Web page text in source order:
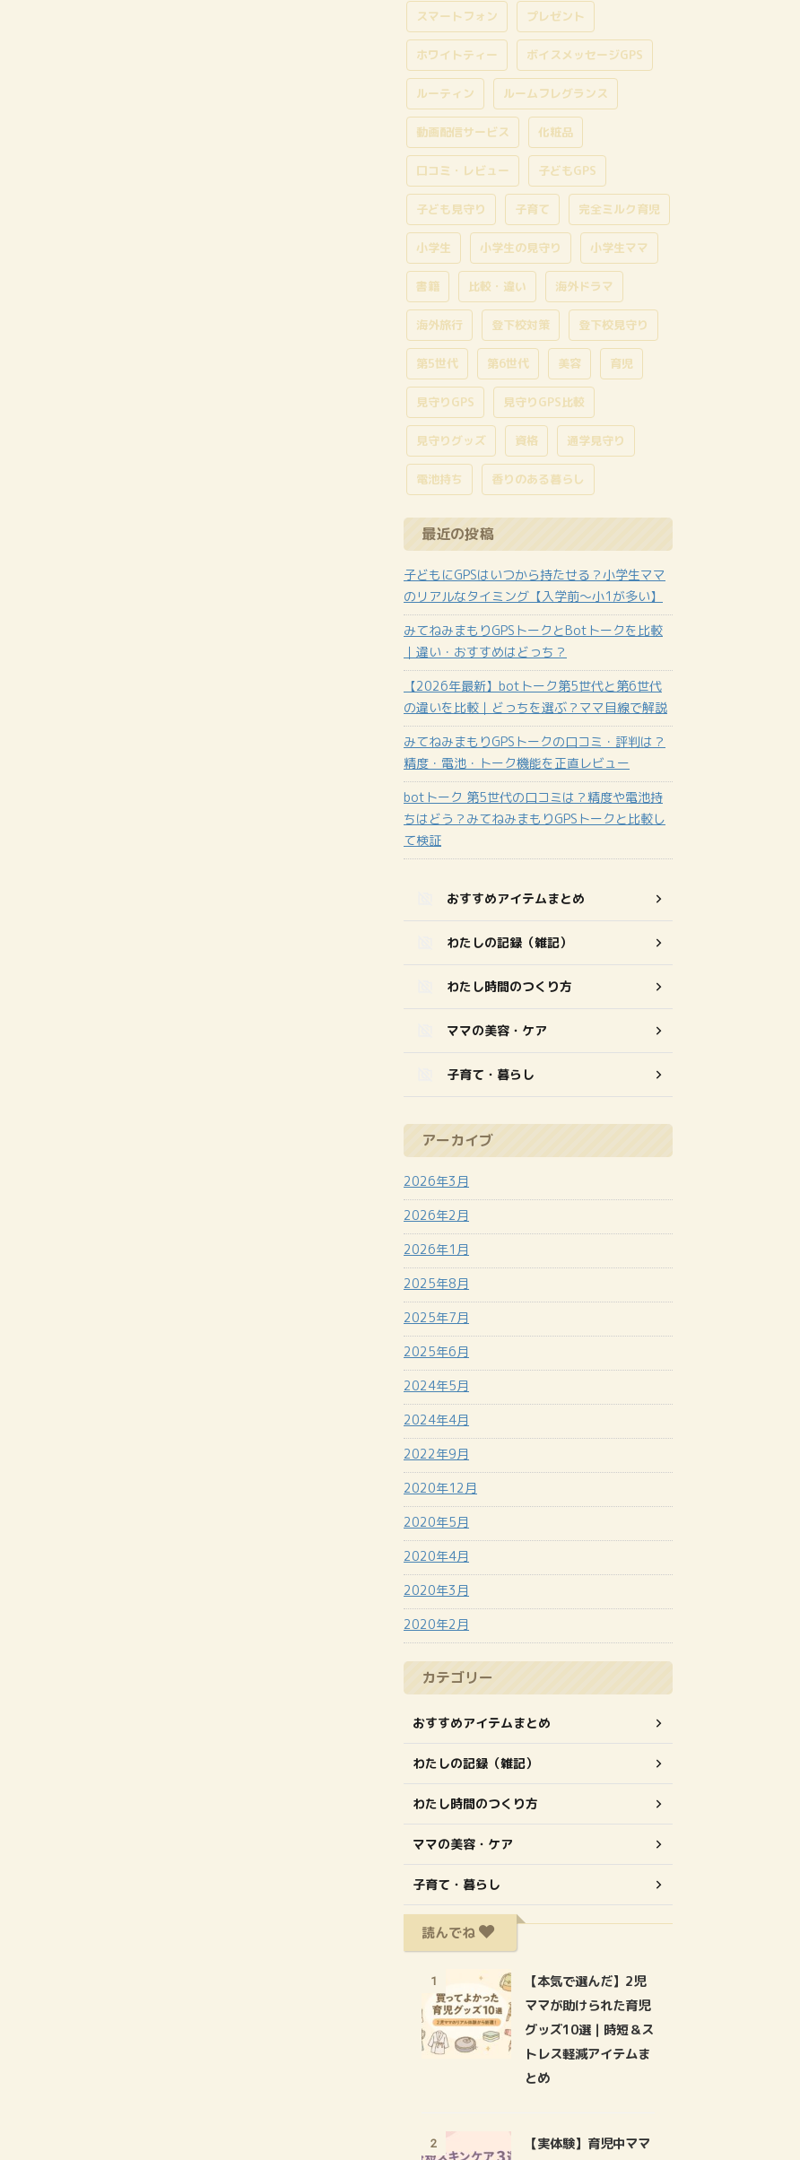
スマートフォン プレゼント
ホワイトティー ボイスメッセージGPS
ルーティン ルームフレグランス
動画配信サービス 化粧品
口コミ・レビュー 子どもGPS
子ども見守り 子育て 完全ミルク育児
小学生 小学生の見守り 小学生ママ
書籍 比較・違い 海外ドラマ
海外旅行 登下校対策 登下校見守り
第5世代 第6世代 美容 育児
見守りGPS 見守りGPS比較
見守りグッズ 資格 通学見守り
電池持ち 香りのある暮らし
最近の投稿
子どもにGPSはいつから持たせる？小学生ママ
のリアルなタイミング【入学前〜小1が多い】
みてねみまもりGPSトークとBotトークを比較
｜違い・おすすめはどっち？
【2026年最新】botトーク第5世代と第6世代
の違いを比較｜どっちを選ぶ？ママ目線で解説
みてねみまもりGPSトークの口コミ・評判は？
精度・電池・トーク機能を正直レビュー
botトーク 第5世代の口コミは？精度や電池持
ちはどう？みてねみまもりGPSトークと比較し
て検証
おすすめアイテムまとめ
わたしの記録（雑記）
わたし時間のつくり方
ママの美容・ケア
子育て・暮らし
アーカイブ
2026年3月
2026年2月
2026年1月
2025年8月
2025年7月
2025年6月
2024年5月
2024年4月
2022年9月
2020年12月
2020年5月
2020年4月
2020年3月
2020年2月
カテゴリー
おすすめアイテムまとめ
わたしの記録（雑記）
わたし時間のつくり方
ママの美容・ケア
子育て・暮らし
読んでね
1
【本気で選んだ】2児
ママが助けられた育児
グッズ10選｜時短＆ス
トレス軽減アイテムま
とめ
2
【実体験】育児中ママ